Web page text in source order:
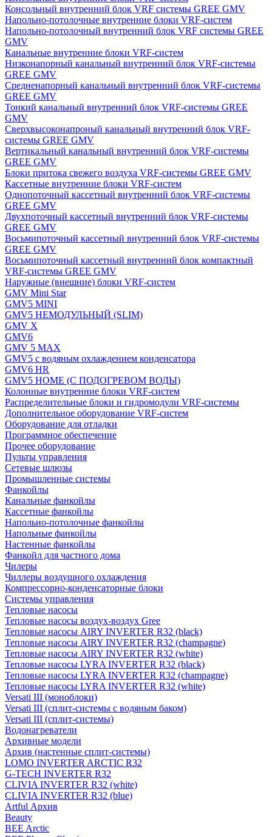
Консольный внутренний блок VRF системы GREE GMV
Напольно-потолочные внутренние блоки VRF-систем
Напольно-потолочный внутренний блок VRF системы GREE
GMV
Канальные внутренние блоки VRF-систем
Низконапорный канальный внутренний блок VRF-системы
GREE GMV
Средненапорный канальный внутренний блок VRF-системы
GREE GMV
Тонкий канальный внутренний блок VRF-системы GREE
GMV
Сверхвысоконапроный канальный внутренний блок VRF-
системы GREE GMV
Вертикальный канальный внутренний блок VRF-системы
GREE GMV
Блоки притока свежего воздуха VRF-системы GREE GMV
Кассетные внутренние блоки VRF-систем
Однопоточный кассетный внутренний блок VRF-системы
GREE GMV
Двухпоточный кассетный внутренний блок VRF-системы
GREE GMV
Восьмипоточный кассетный внутренний блок VRF-системы
GREE GMV
Восьмипоточный кассетный внутренний блок компактный
VRF-системы GREE GMV
Наружные (внешние) блоки VRF-систем
GMV Mini Star
GMV5 MINI
GMV5 НЕМОДУЛЬНЫЙ (SLIM)
GMV X
GMV6
GMV 5 MAX
GMV5 с водяным охлаждением конденсатора
GMV6 HR
GMV5 HOME (С ПОДОГРЕВОМ ВОДЫ)
Колонные внутренние блоки VRF-систем
Распределительные блоки и гидромодули VRF-системы
Дополнительное оборудование VRF-систем
Оборудование для отладки
Программное обеспечение
Прочее оборудование
Пульты управления
Сетевые шлюзы
Промышленные системы
Фанкойлы
Канальные фанкойлы
Кассетные фанкойлы
Напольно-потолочные фанкойлы
Напольные фанкойлы
Настенные фанкойлы
Фанкойл для частного дома
Чилеры
Чиллеры воздушного охлаждения
Компрессорно-конденсаторные блоки
Системы управления
Тепловые насосы
Тепловые насосы воздух-воздух Gree
Тепловые насосы AIRY INVERTER R32 (black)
Тепловые насосы AIRY INVERTER R32 (champagne)
Тепловые насосы AIRY INVERTER R32 (white)
Тепловые насосы LYRA INVERTER R32 (black)
Тепловые насосы LYRA INVERTER R32 (champagne)
Тепловые насосы LYRA INVERTER R32 (white)
Versati III (моноблоки)
Versati III (сплит-системы с водяным баком)
Versati III (сплит-системы)
Водонагреватели
Архивные модели
Архив (настенные сплит-системы)
LOMO INVERTER ARCTIC R32
G-TECH INVERTER R32
CLIVIA INVERTER R32 (white)
CLIVIA INVERTER R32 (blue)
Artful Архив
Beauty
BEE Arctic